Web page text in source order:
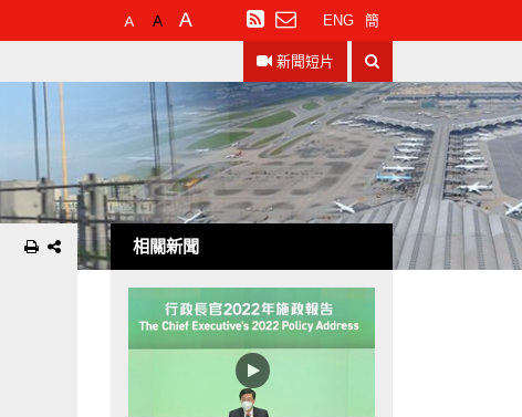
預
設
體
較
大
字
體
最
大
字
體
訂
閱
RSS
ENG 簡
新聞短片
尋
相關新聞